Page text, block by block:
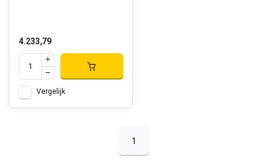
4.233,79
Vergelijk
1